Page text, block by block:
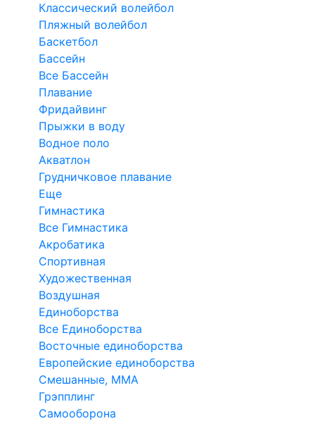
Классический волейбол
Пляжный волейбол
Баскетбол
Бассейн
Все Бассейн
Плавание
Фридайвинг
Прыжки в воду
Водное поло
Акватлон
Грудничковое плавание
Еще
Гимнастика
Все Гимнастика
Акробатика
Спортивная
Художественная
Воздушная
Единоборства
Все Единоборства
Восточные единоборства
Европейские единоборства
Смешанные, ММА
Грэпплинг
Самооборона